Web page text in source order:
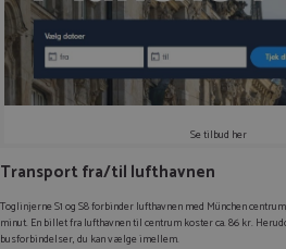
Se tilbud her
Transport fra/til lufthavnen
Toglinjerne S1 og S8 forbinder lufthavnen med München
minut. En billet fra lufthavnen til centrum koster ca. 86 kr.
busforbindelser, du kan vælge imellem.